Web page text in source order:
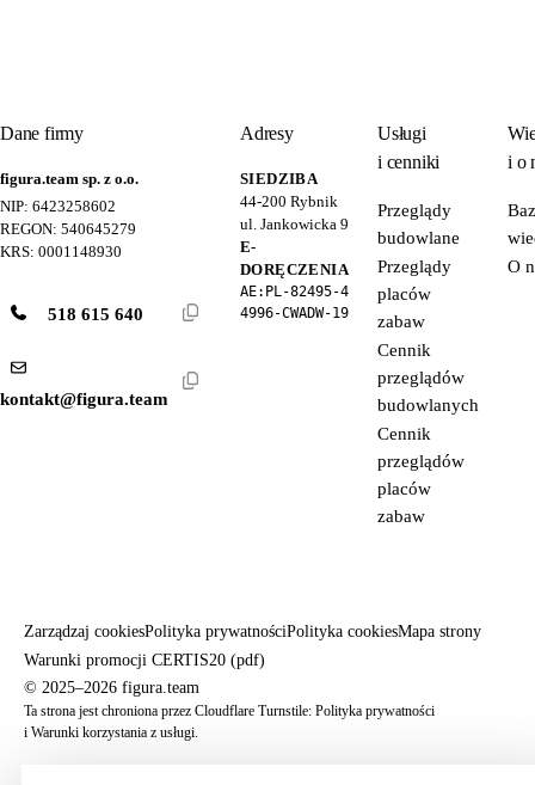
Dane firmy
figura.team sp. z o.o.
NIP: 6423258602
REGON: 540645279
KRS: 0001148930
518 615 640
kontakt@figura.team
Adresy
SIEDZIBA
44-200 Rybnik
ul. Jankowicka 9
E-
DORĘCZENIA
AE:PL-82495-4
4996-CWADW-19
Usługi
i cenniki
Przeglądy
budowlane
Przeglądy
placów
zabaw
Cennik
przeglądów
budowlanych
Cennik
przeglądów
placów
zabaw
i o
O
Zarządzaj cookiesPolityka prywatnościPolityka cookiesMapa strony
Warunki promocji CERTIS20 (pdf)
© 2025–2026 figura.team
Ta strona jest chroniona przez Cloudflare Turnstile: Polityka prywatności
i Warunki korzystania z usługi.